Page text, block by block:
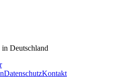
Deutschland
DatenschutzKontakt